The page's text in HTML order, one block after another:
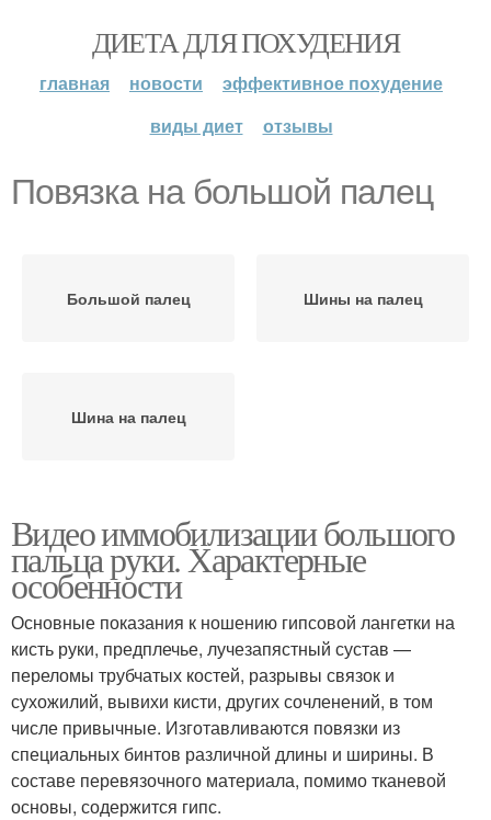
ДИЕТА ДЛЯ ПОХУДЕНИЯ
главная новости
эффективное похудение
виды диет
отзывы
Повязка на большой палец
Большой палец Шины на палец
Шина на палец
Видео иммобилизации большого
пальца руки. Характерные
особенности
Основные показания к ношению гипсовой лангетки на
кисть руки, предплечье, лучезапястный сустав —
переломы трубчатых костей, разрывы связок и
сухожилий, вывихи кисти, других сочленений, в том
числе привычные. Изготавливаются повязки из
специальных бинтов различной длины и ширины. В
составе перевязочного материала, помимо тканевой
основы, содержится гипс.